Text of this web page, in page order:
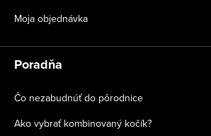
Moja objednávka
Poradňa
Čo nezabudnúť do pôrodnice
Ako vybrať kombinovaný kočík?